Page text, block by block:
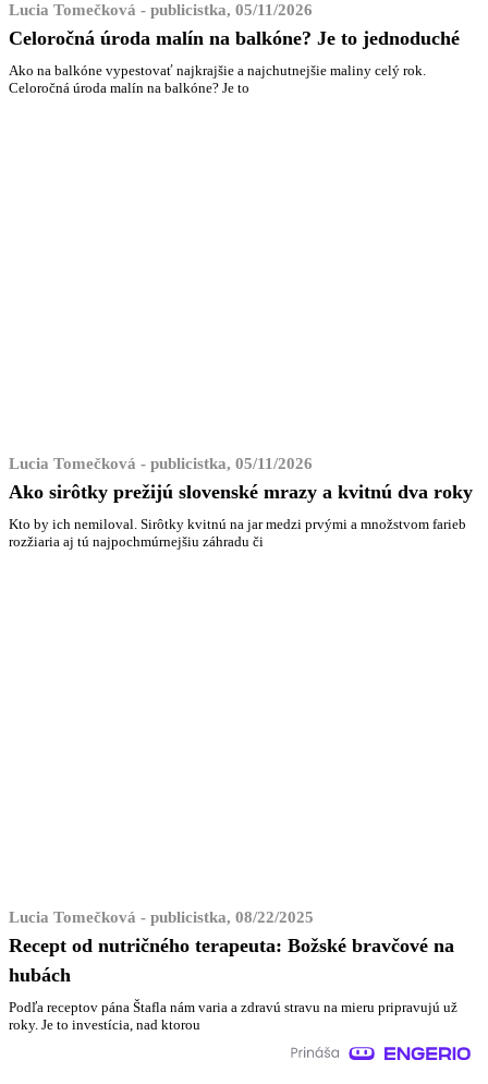
Lucia Tomečková - publicistka, 05/11/2026
Celoročná úroda malín na balkóne? Je to jednoduché
Ako na balkóne vypestovať najkrajšie a najchutnejšie maliny celý rok.
Celoročná úroda malín na balkóne? Je to
Lucia Tomečková - publicistka, 05/11/2026
Ako sirôtky prežijú slovenské mrazy a kvitnú dva roky
Kto by ich nemiloval. Sirôtky kvitnú na jar medzi prvými a množstvom farieb
rozžiaria aj tú najpochmúrnejšiu záhradu či
Lucia Tomečková - publicistka, 08/22/2025
Recept od nutričného terapeuta: Božské bravčové na
hubách
Podľa receptov pána Štafla nám varia a zdravú stravu na mieru pripravujú už
roky. Je to investícia, nad ktorou